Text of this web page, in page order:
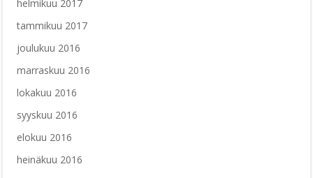
helmikuu 2017
tammikuu 2017
joulukuu 2016
marraskuu 2016
lokakuu 2016
syyskuu 2016
elokuu 2016
heinäkuu 2016